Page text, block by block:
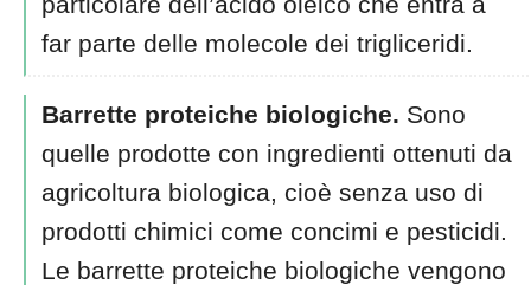
far parte delle molecole dei trigliceridi.
Barrette proteiche biologiche. Sono
quelle prodotte con ingredienti ottenuti da
agricoltura biologica, cioè senza uso di
prodotti chimici come concimi e pesticidi.
Le barrette proteiche biologiche vengono